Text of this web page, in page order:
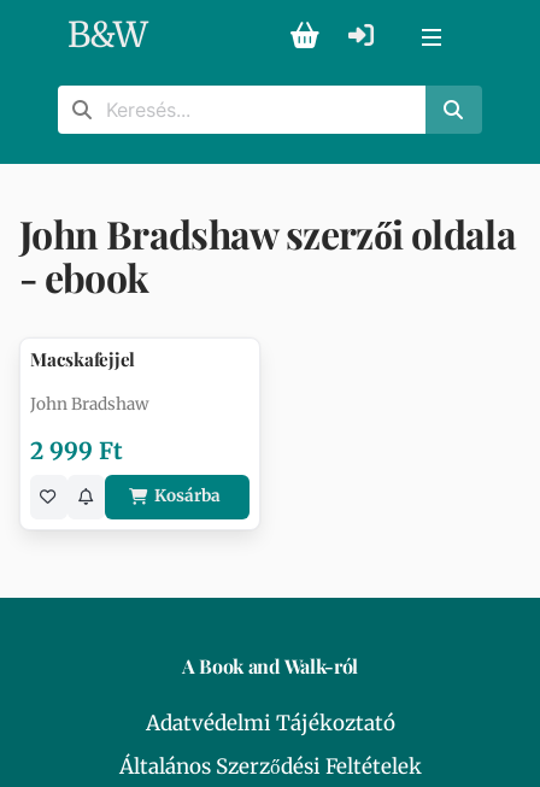
B&W
John Bradshaw szerzői oldala
- ebook
Macskafejjel
John Bradshaw
2 999 Ft
Kosárba
A Book and Walk-ról
Adatvédelmi Tájékoztató
Általános Szerződési Feltételek